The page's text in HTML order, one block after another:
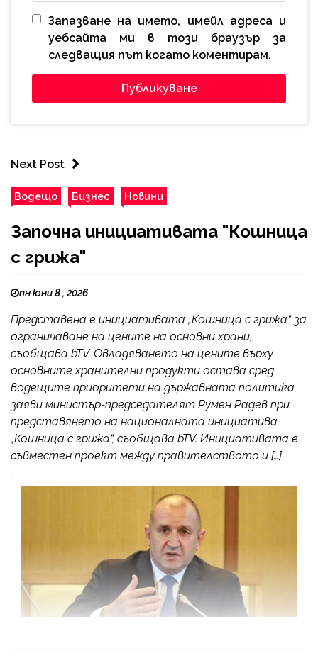
Запазване на името, имейл адреса и
уебсайта ми в този браузър за
следващия път когато коментирам.
Next Post
Водещо Бизнес Новини
Започна инициативата "Кошница
с грижа"
пн юни 8 , 2026
Представена е инициативата „Кошница с грижа“ за
ограничаване на цените на основни храни,
съобщава bTV. Овладяването на цените върху
основните хранителни продукти остава сред
водещите приоритети на държавната политика,
заяви министър-председателят Румен Радев при
представянето на националната инициатива
„Кошница с грижа“, съобщава bTV. Инициативата е
съвместен проект между правителството и […]